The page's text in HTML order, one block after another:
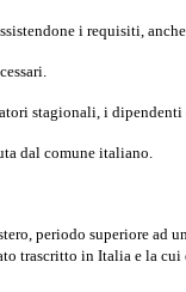
i requisiti,
stagionali, i
dal comune italiano.
periodo superiore ad
trascritto in Italia e la cui